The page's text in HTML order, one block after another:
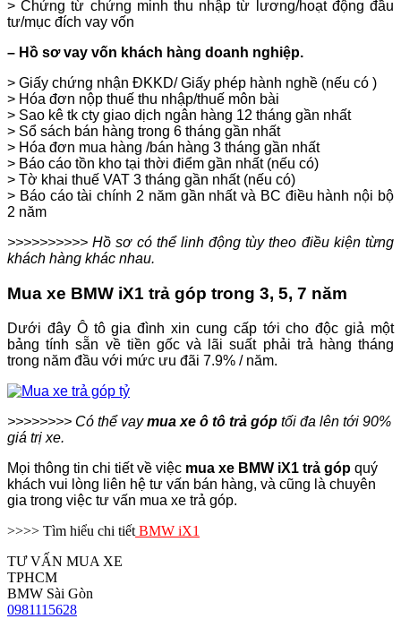
> Chứng từ chứng minh thu nhập từ lương/hoạt động đầu
tư/mục đích vay vốn
– Hồ sơ vay vốn khách hàng doanh nghiệp.
> Giấy chứng nhận ĐKKD/ Giấy phép hành nghề (nếu có )
> Hóa đơn nộp thuế thu nhập/thuế môn bài
> Sao kê tk cty giao dịch ngân hàng 12 tháng gần nhất
> Sổ sách bán hàng trong 6 tháng gần nhất
> Hóa đơn mua hàng /bán hàng 3 tháng gần nhất
> Báo cáo tồn kho tại thời điểm gần nhất (nếu có)
> Tờ khai thuế VAT 3 tháng gần nhất (nếu có)
> Báo cáo tài chính 2 năm gần nhất và BC điều hành nội bộ
2 năm
>>>>>>>>>> Hồ sơ có thể linh động tùy theo điều kiện từng
khách hàng khác nhau.
Mua xe BMW iX1 trả góp trong 3, 5, 7 năm
Dưới đây Ô tô gia đình xin cung cấp tới cho độc giả một
bảng tính sẵn về tiền gốc và lãi suất phải trả hàng tháng
trong năm đầu với mức ưu đãi 7.9% / năm.
>>>>>>>> Có thể vaymua xe ô tô trả góp tối đa lên tới 90%
giá trị xe.
Mọi thông tin chi tiết về việc mua xe BMW iX1 trả góp quý
khách vui lòng liên hệ tư vấn bán hàng, và cũng là chuyên
gia trong việc tư vấn mua xe trả góp.
>>>> Tìm hiểu chi tiết BMW iX1
TƯ VẤN MUA XE
TPHCM
BMW Sài Gòn
0981115628